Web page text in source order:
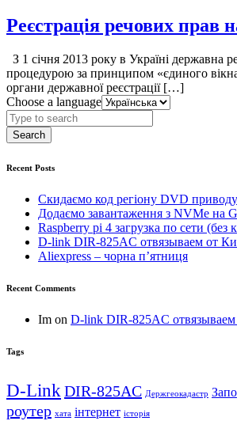
Реєстрація речових прав
З 1 січня 2013 року в Україні державна
процедурою за принципом «єдиного
органи державної реєстрації […]
Choose a language
Search
Recent Posts
Скидаємо код регіону DVD
Додаємо завантаження з NVMe на
Raspberry pi 4 загрузка по сети (без
D-link DIR-825AC отвязываем от
Aliexpress – чорна п’ятниця
Recent Comments
Im on D-link DIR-825AC отвязываем
Tags
D-Link DIR-825AC Держгеокадастр
роутер хата інтернет історія